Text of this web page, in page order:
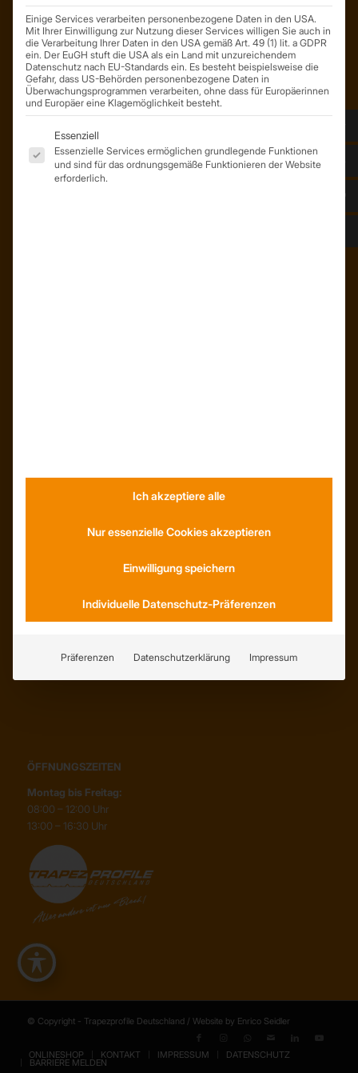
ÜBER UNS
Unser Team
Wiederrufsrecht
ÖFFNUNGSZEITEN
Montag bis Freitag:
08:00 – 12:00 Uhr
13:00 – 16:30 Uhr
© Copyright - Trapezprofile Deutschland / Website by Enrico Seidler
ONLINESHOP KONTAKT IMPRESSUM DATENSCHUTZ
BARRIERE MELDEN
Einige Services verarbeiten personenbezogene Daten in den USA.
Mit Ihrer Einwilligung zur Nutzung dieser Services willigen Sie auch in
die Verarbeitung Ihrer Daten in den USA gemäß Art. 49 (1) lit. a GDPR
ein. Der EuGH stuft die USA als ein Land mit unzureichendem
Datenschutz nach EU-Standards ein. Es besteht beispielsweise die
Gefahr, dass US-Behörden personenbezogene Daten in
Überwachungsprogrammen verarbeiten, ohne dass für Europäerinnen
und Europäer eine Klagemöglichkeit besteht.
Es folgt eine Liste der Service-Gruppen, für die eine
Essenziell
Essenzielle Services ermöglichen grundlegende Funktionen
und sind für das ordnungsgemäße Funktionieren der Website
erforderlich.
Ich akzeptiere alle
Nur essenzielle Cookies akzeptieren
Einwilligung speichern
Individuelle Datenschutz-Präferenzen
Präferenzen Datenschutzerklärung Impressum